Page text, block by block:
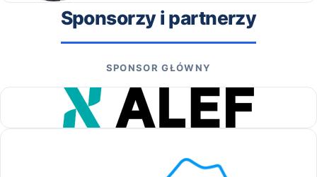
Sponsorzy i partnerzy
SPONSOR GŁÓWNY